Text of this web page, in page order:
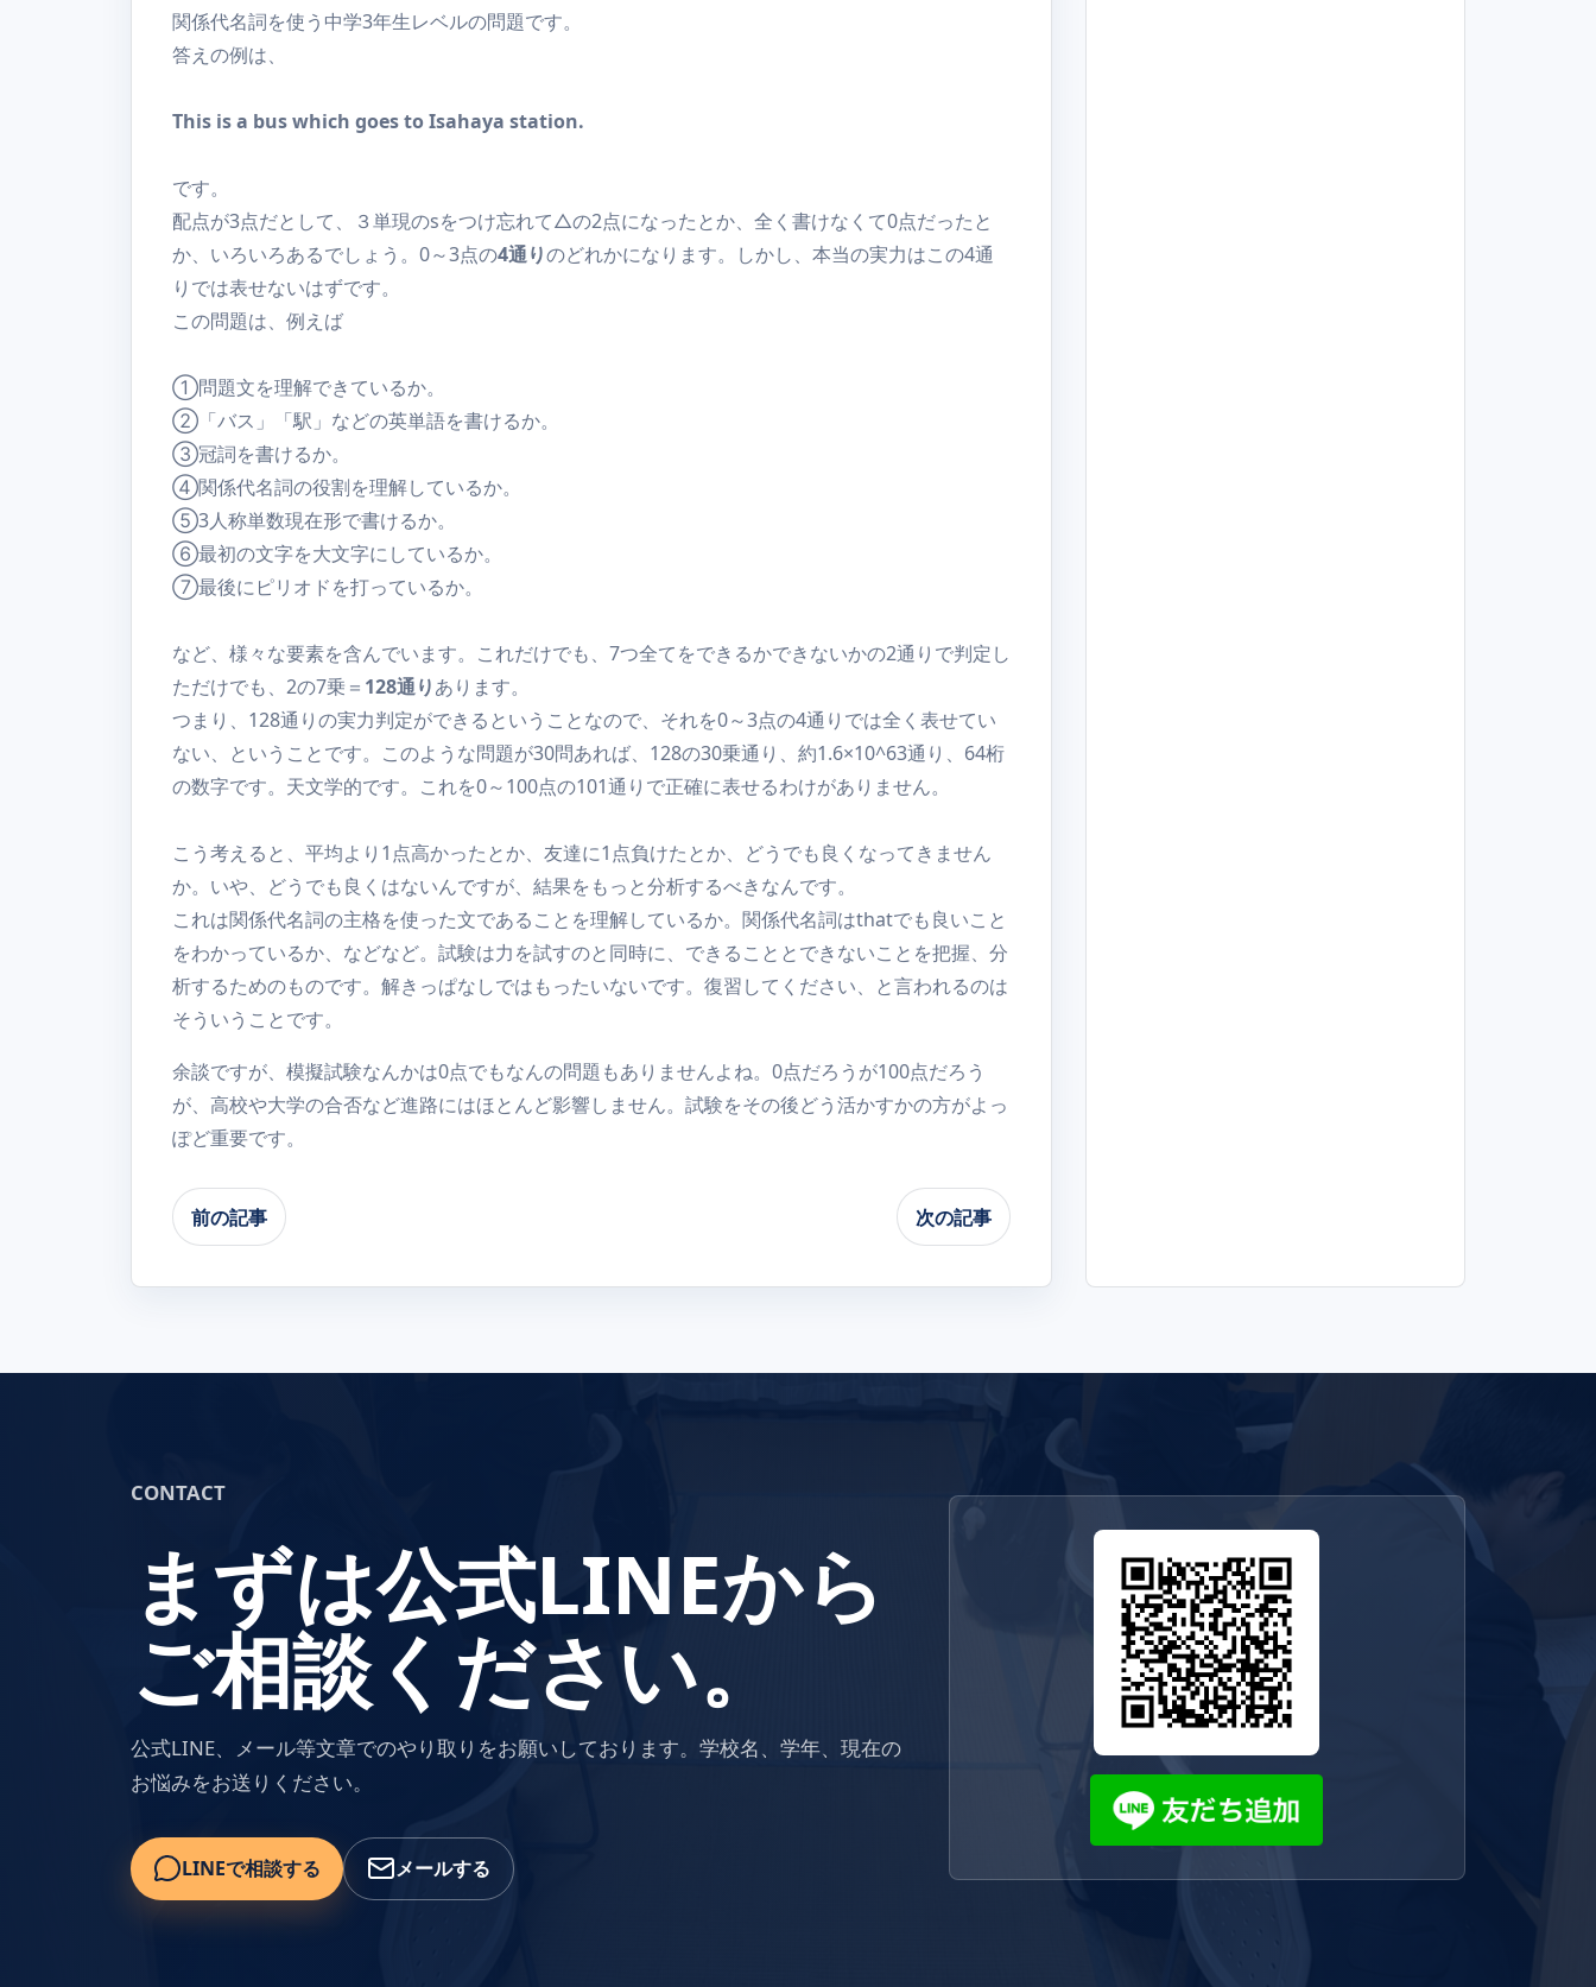
関係代名詞を使う中学3年生レベルの問題です。
答えの例は、
This is a bus which goes to Isahaya station.
です。
配点が3点だとして、３単現のsをつけ忘れて△の2点になったとか、全く書けなくて0点だったと
か、いろいろあるでしょう。0～3点の4通りのどれかになります。しかし、本当の実力はこの4通
りでは表せないはずです。
この問題は、例えば
①問題文を理解できているか。
②「バス」「駅」などの英単語を書けるか。
③冠詞を書けるか。
④関係代名詞の役割を理解しているか。
⑤3人称単数現在形で書けるか。
⑥最初の文字を大文字にしているか。
⑦最後にピリオドを打っているか。
など、様々な要素を含んでいます。これだけでも、7つ全てをできるかできないかの2通りで判定し
ただけでも、2の7乗＝ 128通りあります。
つまり、128通りの実力判定ができるということなので、それを0～3点の4通りでは全く表せてい
ない、ということです。このような問題が30問あれば、128の30乗通り、約1.6×10^63通り、64桁
の数字です。天文学的です。これを0～100点の101通りで正確に表せるわけがありません。
こう考えると、平均より1点高かったとか、友達に1点負けたとか、どうでも良くなってきません
か。いや、どうでも良くはないんですが、結果をもっと分析するべきなんです。
これは関係代名詞の主格を使った文であることを理解しているか。関係代名詞はthatでも良いこと
をわかっているか、などなど。試験は力を試すのと同時に、できることとできないことを把握、分
析するためのものです。解きっぱなしではもったいないです。復習してください、と言われるのは
そういうことです。
余談ですが、模擬試験なんかは0点でもなんの問題もありませんよね。0点だろうが100点だろう
が、高校や大学の合否など進路にはほとんど影響しません。試験をその後どう活かすかの方がよっ
ぽど重要です。
前の記事 次の記事
CONTACT
まずは公式LINEから
ご相談ください。
公式LINE、メール等文章でのやり取りをお願いしております。学校名、学年、現在の
お悩みをお送りください。
LINEで相談する メールする